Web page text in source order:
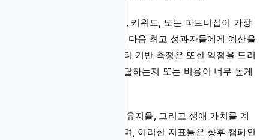
성과를 추적할 때, 어떤 광고, 키워드, 또는 파트너십이 가장
효과적인지 볼 수 있으며, 그 다음 최고 성과자들에게 예산을
이동시킬 수 있습니다. 데이터 기반 측정은 또한 약점을 드러
내며, 사용자들이 어디서 이탈하는지 또는 비용이 너무 높게
명확한 분석은 설치당 비용, 유지율, 그리고 생애 가치를 계
산하는 것을 쉽게 만들어 주며, 이러한 지표들은 향후 캠페인